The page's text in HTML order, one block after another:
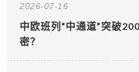
2026-07-16
中欧班列“中通道”突破
密？